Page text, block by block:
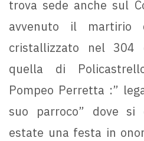
trova sede anche sul
avvenuto il martirio
cristallizzato nel 304
quella di
Pompeo Perretta :”
suo parroco” dove si
estate una festa in